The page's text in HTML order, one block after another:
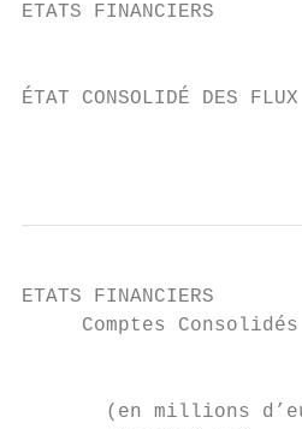
ETATS FINANCIERS
ÉTAT CONSOLIDÉ DES
ETATS FINANCIERS
     Comptes Consolidés
(en millions